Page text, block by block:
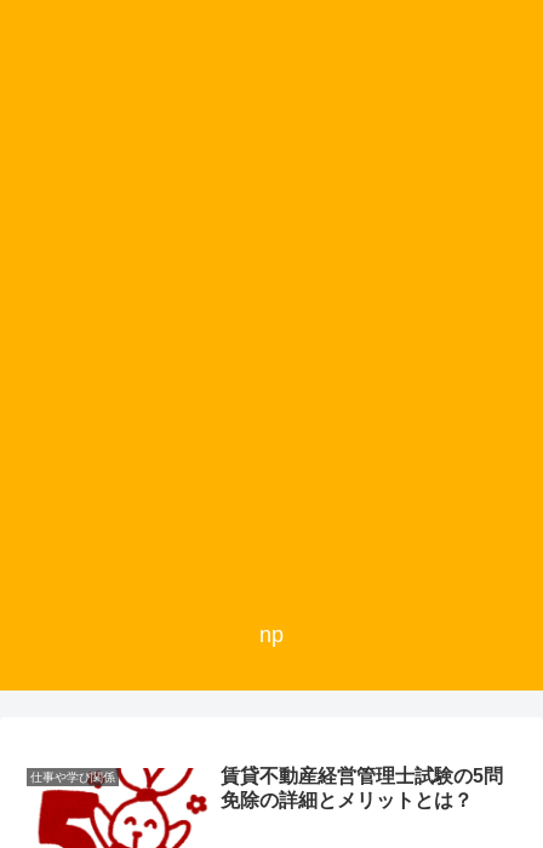
np
仕事や学び関係
賃貸不動産経営管理士試験の5問
免除の詳細とメリットとは？